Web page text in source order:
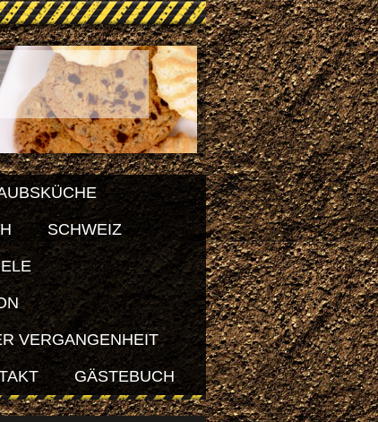
SCHWEIZ
VERGANGENHEIT
GÄSTEBUCH